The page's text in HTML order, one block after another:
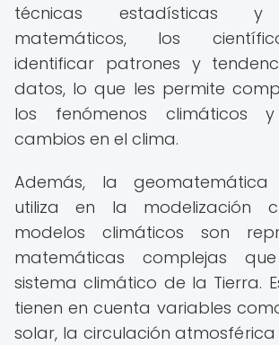
técnicas estadísticas y
matemáticos, los
identificar patrones y
datos, lo que les permite
los fenómenos climáticos
cambios en el clima.
Además, la
utiliza en la modelización
modelos climáticos son
matemáticas complejas
sistema climático de la Tierra.
tienen en cuenta variables
solar, la circulación